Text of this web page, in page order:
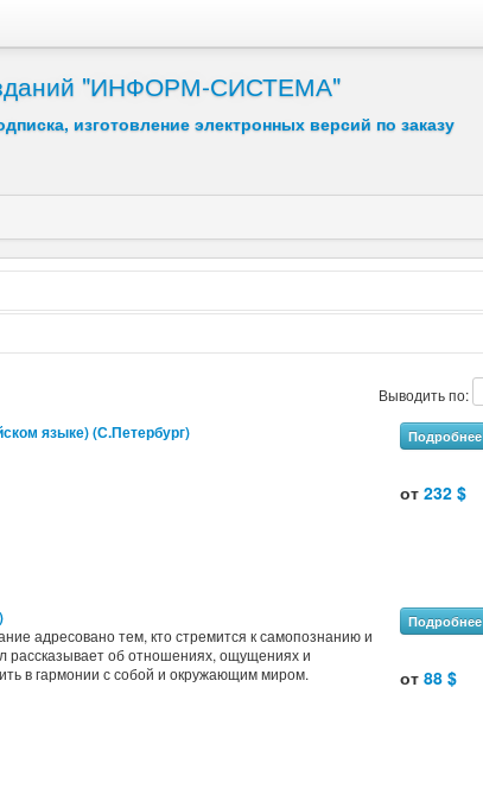
"ИНФОРМ-СИСТЕМА"
изготовление электронных версий по заказу
Выводить по:
языке) (С.Петербург) Подробнее
от232 $
адресовано тем, кто стремится к самопознанию и
об отношениях, ощущениях и
в гармонии с собой и окружающим миром.
Подробнее
от88 $